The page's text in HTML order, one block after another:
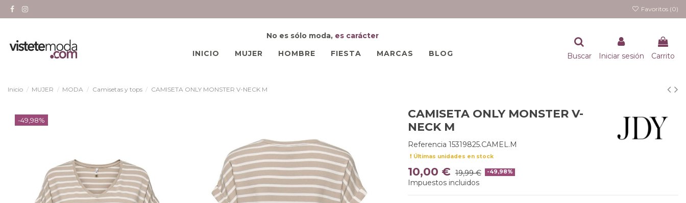
Favoritos (0)
No es sólo moda, es carácter
INICIO
MUJER HOMBRE FIESTA MARCAS BLOG Buscar Iniciar sesión Carrito
Inicio MUJER MODA Camisetas y tops CAMISETA ONLY MONSTER V-NECK M
-49,98%
CAMISETA ONLY MONSTER V-
NECK M
Referencia 15319825.CAMEL.M
Últimas unidades en stock
10,00 € 19,99 € -49,98%
Impuestos incluidos